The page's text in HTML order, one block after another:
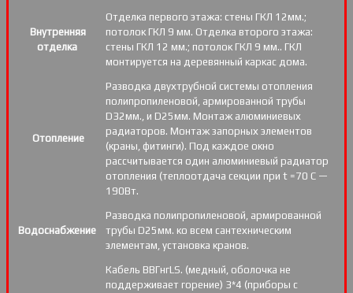
Внутренняя
отделка
Отделка первого этажа: стены ГКЛ 12мм.;
потолок ГКЛ 9 мм. Отделка второго этажа:
стены ГКЛ 12 мм.; потолок ГКЛ 9 мм.. ГКЛ
монтируется на деревянный каркас дома.
Отопление
Разводка двухтрубной системы отопления
полипропиленовой, армированной трубы
D32мм., и D25мм. Монтаж алюминиевых
радиаторов. Монтаж запорных элементов
(краны, фитинги). Под каждое окно
рассчитывается один алюминиевый радиатор
отопления (теплоотдача секции при t =70 С —
190Вт.
Водоснабжение
Разводка полипропиленовой, армированной
трубы D25мм. ко всем сантехническим
элементам, установка кранов.
Кабель ВВГнгLS. (медный, оболочка не
поддерживает горение) 3*4 (приборы с